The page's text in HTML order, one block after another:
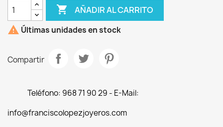
 AÑADIR AL CARRITO
 Últimas unidades en stock
Compartir
Teléfono: 968 71 90 29 - E-Mail:
info@franciscolopezjoyeros.com